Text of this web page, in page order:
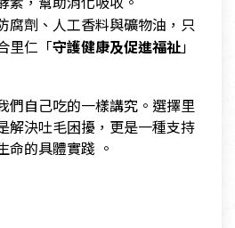
腐劑、人工香料與礦物油，只
里仁「守護健康及促進福祉」
們自己吃的一樣講究。選擇里
解決吐毛困擾，更是一種支持
命的具體實踐 。